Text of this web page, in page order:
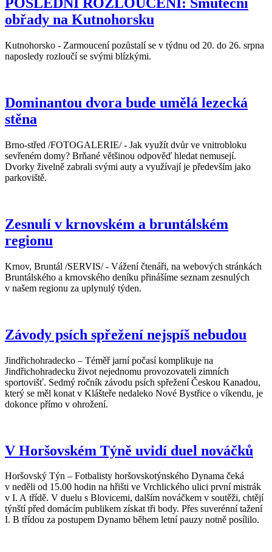
POSLEDNÍ ROZLOUČENÍ: Smuteční
obřady na Kutnohorsku
Kutnohorsko - Zarmoucení pozůstalí se v týdnu od 20. do 26. srpna
naposledy rozloučí se svými blízkými.
Dominantou dvora bude umělá lezecká
stěna
Brno-střed /FOTOGALERIE/ - Jak využít dvůr ve vnitrobloku
sevřeném domy? Brňané většinou odpověď hledat nemusejí.
Dvorky živelně zabrali svými auty a využívají je především jako
parkoviště.
Zesnulí v krnovském a bruntálském
regionu
Krnov, Bruntál /SERVIS/ - Vážení čtenáři, na webových stránkách
Bruntálského a krnovského deníku přinášíme seznam zesnulých
v našem regionu za uplynulý týden.
Závody psích spřežení nejspíš nebudou
Jindřichohradecko – Téměř jarní počasí komplikuje na
Jindřichohradecku život nejednomu provozovateli zimních
sportovišť. Sedmý ročník závodu psích spřežení Českou Kanadou,
který se měl konat v Klášteře nedaleko Nové Bystřice o víkendu, je
dokonce přímo v ohrožení.
V Horšovském Týně uvidí duel nováčků
Horšovský Týn – Fotbalisty horšovskotýnského Dynama čeká
v neděli od 15.00 hodin na hřišti ve Vrchlického ulici první mistrák
v I. A třídě. V duelu s Blovicemi, dalším nováčkem v soutěži, chtějí
týnští před domácím publikem získat tři body. Přes suverénní tažení
I. B třídou za postupem Dynamo během letní pauzy notně posílilo.